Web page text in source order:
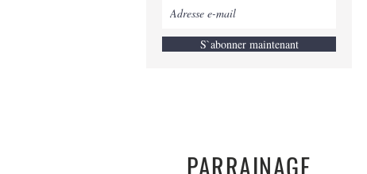
S`abonner maintenant
PARRAINAGE